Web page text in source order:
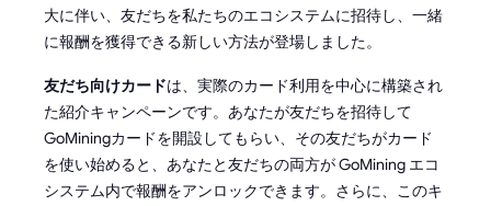
大に伴い、友だちを私たちのエコシステムに招待し、一緒
に報酬を獲得できる新しい方法が登場しました。
友だち向けカードは、実際のカード利用を中心に構築され
た紹介キャンペーンです。あなたが友だちを招待して
GoMiningカードを開設してもらい、その友だちがカード
を使い始めると、あなたと友だちの両方が GoMining エコ
システム内で報酬をアンロックできます。さらに、このキ